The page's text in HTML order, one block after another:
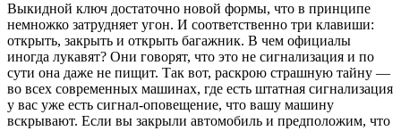
Выкидной ключ достаточно новой формы, что в принципе
немножко затрудняет угон. И соответственно три клавиши:
открыть, закрыть и открыть багажник. В чем официалы
иногда лукавят? Они говорят, что это не сигнализация и по
сути она даже не пищит. Так вот, раскрою страшную тайну —
во всех современных машинах, где есть штатная сигнализация
у вас уже есть сигнал-оповещение, что вашу машину
вскрывают. Если вы закрыли автомобиль и предположим, что